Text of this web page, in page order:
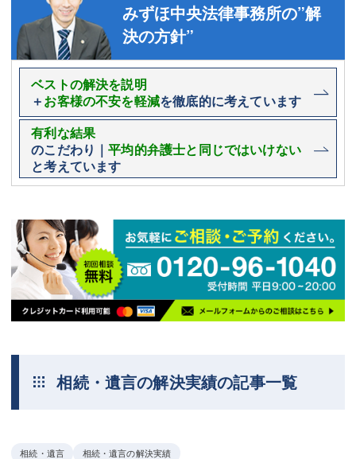
みずほ中央法律事務所の”解
決の方針”
ベストの解決を説明
＋お客様の不安を軽減を徹底的に考えています
有利な結果
のこだわり｜平均的弁護士と同じではいけない
と考えています
相続・遺言の解決実績の記事一覧
相続・遺言 相続・遺言の解決実績